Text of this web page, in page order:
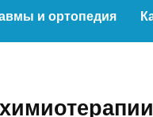
и ортопедия